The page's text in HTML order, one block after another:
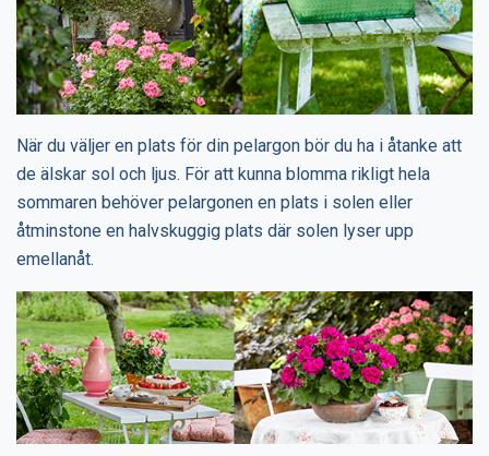
När du väljer en plats för din pelargon bör du ha i åtanke att
de älskar sol och ljus. För att kunna blomma rikligt hela
sommaren behöver pelargonen en plats i solen eller
åtminstone en halvskuggig plats där solen lyser upp
emellanåt.